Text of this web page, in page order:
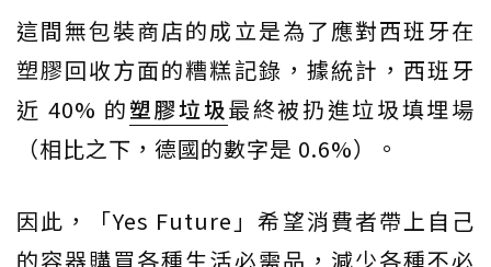
這間無包裝商店的成立是為了應對西班牙在
塑膠回收方面的糟糕記錄，據統計，西班牙
近 40% 的塑膠垃圾最終被扔進垃圾填埋場
（相比之下，德國的數字是 0.6%）。
因此，「Yes Future」希望消費者帶上自己
的容器購買各種生活必需品，減少各種不必